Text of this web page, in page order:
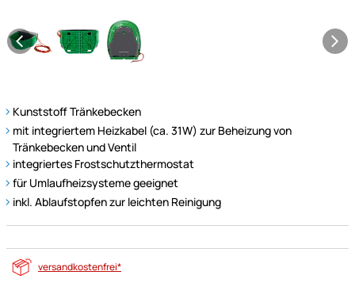
Kunststoff Tränkebecken
mit integriertem Heizkabel (ca. 31W) zur Beheizung von
Tränkebecken und Ventil
integriertes Frostschutzthermostat
für Umlaufheizsysteme geeignet
inkl. Ablaufstopfen zur leichten Reinigung
versandkostenfrei*